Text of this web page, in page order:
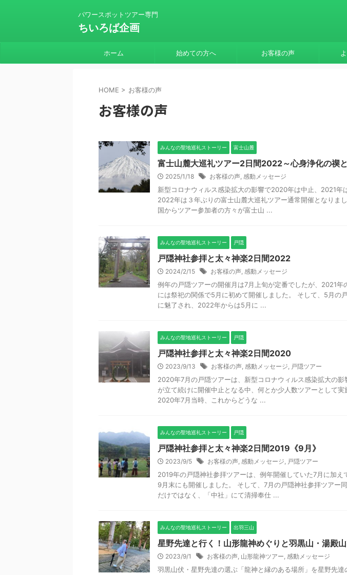
パワースポットツアー専門
ちいろば企画
ホーム 始めての方へ お客様の声
HOME > お客様の声
お客様の声
みんなの聖地巡礼ストーリー 富士山麓
富士山麓大巡礼ツアー2日間2022～心身浄化の禊
2025/1/18 お客様の声, 感動メッセージ
新型コロナウィルス感染拡大の影響で2020年は中止、2021年
2022年は３年ぶりの富士山麓大巡礼ツアー通常開催となりま
国からツアー参加者の方々が富士山 ...
みんなの聖地巡礼ストーリー 戸隠
戸隠神社参拝と太々神楽2日間2022
2024/2/15 お客様の声, 感動メッセージ
例年の戸隠ツアーの開催月は7月上旬が定番でしたが、2021年
には祭祀の関係で5月に初めて開催しました。 そして、5月の
に魅了され、2022年からは5月に ...
みんなの聖地巡礼ストーリー 戸隠
戸隠神社参拝と太々神楽2日間2020
2023/9/13 お客様の声, 感動メッセージ, 戸隠ツアー
2020年7月の戸隠ツアーは、新型コロナウィルス感染拡大の
が立て続けに開催中止となる中、何とか少人数ツアーとして実
2020年7月当時、これからどうな ...
みんなの聖地巡礼ストーリー 戸隠
戸隠神社参拝と太々神楽2日間2019《9月》
2023/9/5 お客様の声, 感動メッセージ, 戸隠ツアー
2019年の戸隠神社参拝ツアーは、例年開催していた7月に加え
9月末にも開催しました。 そして、7月の戸隠神社参拝ツアー
だけではなく、「中社」にて清掃奉仕 ...
みんなの聖地巡礼ストーリー 出羽三山
星野先達と行く！山形龍神めぐりと羽黒山・湯殿
2023/9/1 お客様の声, 山形龍神ツアー, 感動メッセージ
羽黒山伏・星野先達の選ぶ「龍神と縁のある場所」を星野先